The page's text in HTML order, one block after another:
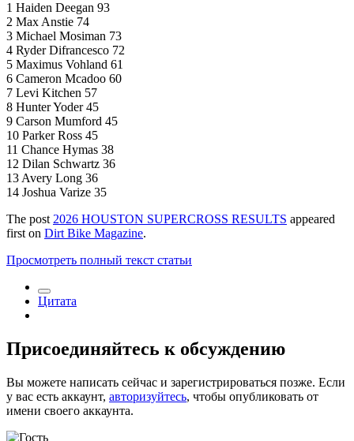
1 Haiden Deegan 93
2 Max Anstie 74
3 Michael Mosiman 73
4 Ryder Difrancesco 72
5 Maximus Vohland 61
6 Cameron Mcadoo 60
7 Levi Kitchen 57
8 Hunter Yoder 45
9 Carson Mumford 45
10 Parker Ross 45
11 Chance Hymas 38
12 Dilan Schwartz 36
13 Avery Long 36
14 Joshua Varize 35
The post 2026 HOUSTON SUPERCROSS RESULTS appeared
first on Dirt Bike Magazine.
Просмотреть полный текст статьи
Цитата
Присоединяйтесь к обсуждению
Вы можете написать сейчас и зарегистрироваться позже. Если
у вас есть аккаунт, авторизуйтесь, чтобы опубликовать от
имени своего аккаунта.